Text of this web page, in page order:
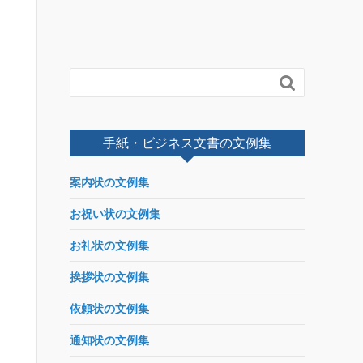

手紙・ビジネス文書の文例集
案内状の文例集
お祝い状の文例集
お礼状の文例集
挨拶状の文例集
依頼状の文例集
通知状の文例集